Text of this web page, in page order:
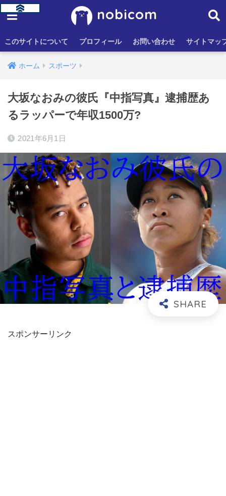
nobicom
このサイトについて プロフィール お問い合わせ サイトマッ
ホーム スポーツ
大坂なおみの彼氏『中指写真』逮捕歴あ
るラッパーで年収1500万?
2021年6月1日
スポンサーリンク